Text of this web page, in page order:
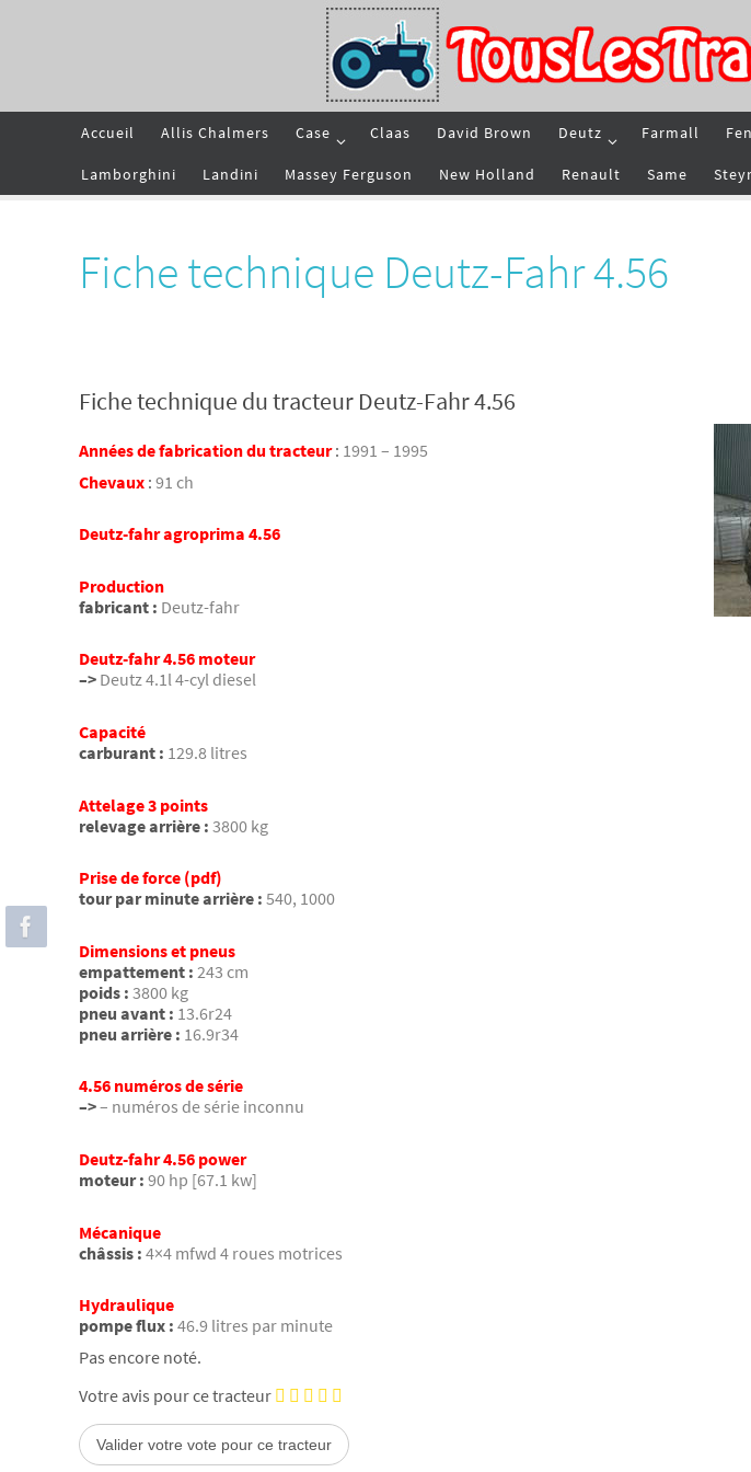
Accueil Allis Chalmers Case Claas David Brown Deutz Farmall
Lamborghini Landini Massey Ferguson New Holland Renault Same Steyr
Fiche technique Deutz-Fahr 4.56
Fiche technique du tracteur Deutz-Fahr 4.56
Années de fabrication du tracteur: 1991 – 1995
Chevaux : 91 ch
Deutz-fahr agroprima 4.56
Production
fabricant : Deutz-fahr
Deutz-fahr 4.56 moteur
–> Deutz 4.1l 4-cyl diesel
Capacité
carburant : 129.8 litres
Attelage 3 points
relevage arrière : 3800 kg
Prise de force (pdf)
tour par minute arrière : 540, 1000
Dimensions et pneus
empattement : 243 cm
poids : 3800 kg
pneu avant : 13.6r24
pneu arrière : 16.9r34
4.56 numéros de série
–>– numéros de série inconnu
Deutz-fahr 4.56 power
moteur : 90 hp [67.1 kw]
Mécanique
châssis : 4×4 mfwd 4 roues motrices
Hydraulique
pompe flux : 46.9 litres par minute
Pas encore noté.
Votre avis pour ce tracteur